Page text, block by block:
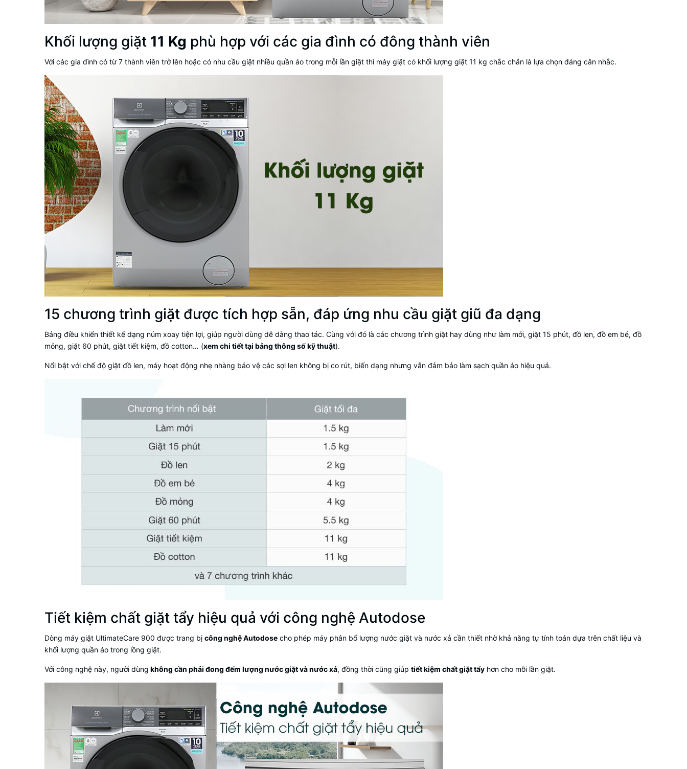
Khối lượng giặt 11 Kg phù hợp với các gia đình có đông thành viên
Với các gia đình có từ 7 thành viên trở lên hoặc có nhu cầu giặt nhiều quần áo trong mỗi lần giặt thì máy giặt có khối lượng giặt 11 kg chắc chắn là lựa chọn đáng cân nhắc.
15 chương trình giặt được tích hợp sẵn, đáp ứng nhu cầu giặt giũ đa dạng
Bảng điều khiển thiết kế dạng núm xoay tiện lợi, giúp người dùng dễ dàng thao tác. Cùng với đó là các chương trình giặt hay dùng như làm mới, giặt 15 phút, đồ len, đồ em bé, đồ
mỏng, giặt 60 phút, giặt tiết kiệm, đồ cotton… (xem chi tiết tại bảng thông số kỹ thuật).
Nổi bật với chế độ giặt đồ len, máy hoạt động nhẹ nhàng bảo vệ các sợi len không bị co rút, biến dạng nhưng vẫn đảm bảo làm sạch quần áo hiệu quả.
Tiết kiệm chất giặt tẩy hiệu quả với công nghệ Autodose
Dòng máy giặt UltimateCare 900 được trang bị công nghệ Autodose cho phép máy phân bổ lượng nước giặt và nước xả cần thiết nhờ khả năng tự tính toán dựa trên chất liệu và
khối lượng quần áo trong lồng giặt.
Với công nghệ này, người dùng không cần phải đong đếm lượng nước giặt và nước xả, đồng thời cũng giúp tiết kiệm chất giặt tẩy hơn cho mỗi lần giặt.